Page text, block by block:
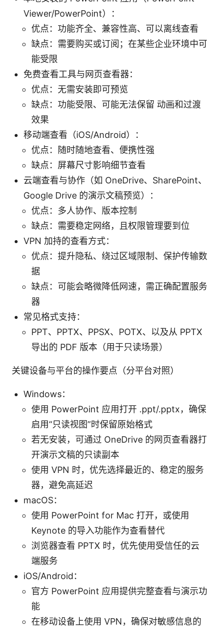
Viewer/PowerPoint）：
优点：功能齐全、兼容性高、可以离线查看
缺点：需要购买或订阅；在某些企业环境中可
能受限
免费查看工具与网页查看器：
优点：无需安装即可预览
缺点：功能受限、可能无法保留 动画和过渡
效果
移动端查看（iOS/Android）：
优点：随时随地查看、便携性强
缺点：屏幕尺寸影响细节查看
云端查看与协作（如 OneDrive、SharePoint、
Google Drive 的演示文稿预览）：
优点：多人协作、版本控制
缺点：需要稳定网络，且权限管理要到位
VPN 加持的查看方式：
优点：提升隐私、绕过区域限制、保护传输数
据
缺点：可能会略微降低网速，需正确配置服务
器
常见格式支持：
PPT、PPTX、PPSX、POTX、以及从 PPTX
导出的 PDF 版本（用于只读场景）
关键设备与平台的操作要点（分平台对照）
Windows：
使用 PowerPoint 应用打开 .ppt/.pptx，确保
启用“只读视图”时保留原始格式
若无安装，可通过 OneDrive 的网页查看器打
开演示文稿的只读副本
使用 VPN 时，优先选择最近的、稳定的服务
器，避免高延迟
macOS：
使用 PowerPoint for Mac 打开，或使用
Keynote 的导入功能作为查看替代
浏览器查看 PPTX 时，优先使用受信任的云
端服务
iOS/Android：
官方 PowerPoint 应用提供完整查看与演示功
能
在移动设备上使用 VPN，确保对敏感信息的